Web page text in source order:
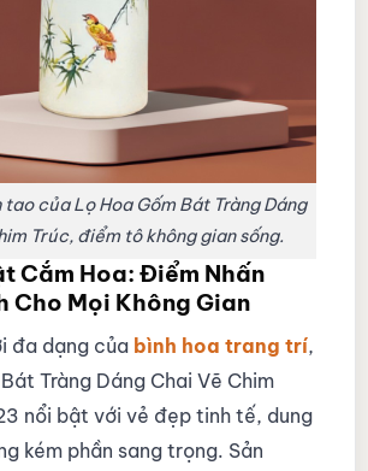
tao của Lọ Hoa Gốm Bát Tràng Dáng
Trúc, điểm tô không gian sống.
Cắm Hoa: Điểm Nhấn
Cho Mọi Không Gian
đa dạng của bình hoa trang trí,
Tràng Dáng Chai Vẽ Chim
nổi bật với vẻ đẹp tinh tế, dung
kém phần sang trọng. Sản